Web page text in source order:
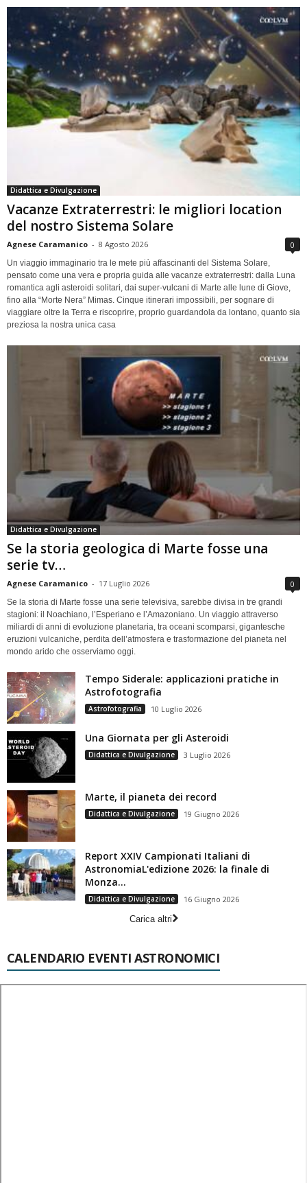
Didattica e Divulgazione
Vacanze Extraterrestri: le migliori location
del nostro Sistema Solare
Agnese Caramanico - 8 Agosto 2026 0
Un viaggio immaginario tra le mete più affascinanti del Sistema Solare,
pensato come una vera e propria guida alle vacanze extraterrestri: dalla Luna
romantica agli asteroidi solitari, dai super-vulcani di Marte alle lune di Giove,
fino alla “Morte Nera” Mimas. Cinque itinerari impossibili, per sognare di
viaggiare oltre la Terra e riscoprire, proprio guardandola da lontano, quanto sia
preziosa la nostra unica casa
Didattica e Divulgazione
Se la storia geologica di Marte fosse una
serie tv…
Agnese Caramanico - 17 Luglio 2026 0
Se la storia di Marte fosse una serie televisiva, sarebbe divisa in tre grandi
stagioni: il Noachiano, l’Esperiano e l’Amazoniano. Un viaggio attraverso
miliardi di anni di evoluzione planetaria, tra oceani scomparsi, gigantesche
eruzioni vulcaniche, perdita dell’atmosfera e trasformazione del pianeta nel
mondo arido che osserviamo oggi.
Tempo Siderale: applicazioni pratiche in
Astrofotografia
Astrofotografia 10 Luglio 2026
Una Giornata per gli Asteroidi
Didattica e Divulgazione 3 Luglio 2026
Marte, il pianeta dei record
Didattica e Divulgazione 19 Giugno 2026
Report XXIV Campionati Italiani di
AstronomiaL'edizione 2026: la finale di
Monza...
Didattica e Divulgazione
16 Giugno 2026
Carica altri
CALENDARIO EVENTI ASTRONOMICI